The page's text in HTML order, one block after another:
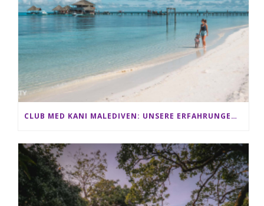
CLUB MED KANI MALEDIVEN: UNSERE ERFAHRUNGEN IM ALL-INCLUSIVE PARADIES